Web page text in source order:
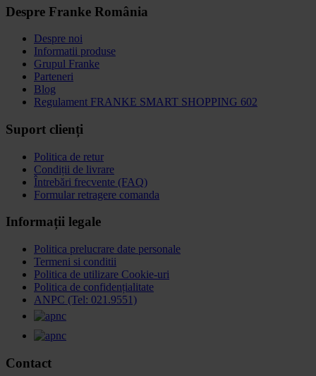
Despre Franke România
Despre noi
Informatii produse
Grupul Franke
Parteneri
Blog
Regulament FRANKE SMART SHOPPING 602
Suport clienți
Politica de retur
Condiții de livrare
Întrebări frecvente (FAQ)
Formular retragere comanda
Informații legale
Politica prelucrare date personale
Termeni si conditii
Politica de utilizare Cookie-uri
Politica de confidențialitate
ANPC (Tel: 021.9551)
Contact